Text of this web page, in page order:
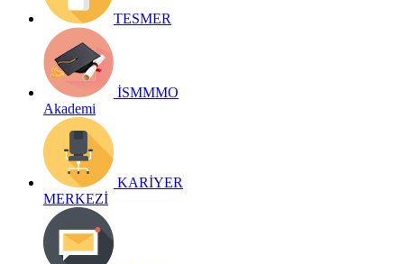
TESMER
İSMMMO
Akademi
KARİYER
MERKEZİ